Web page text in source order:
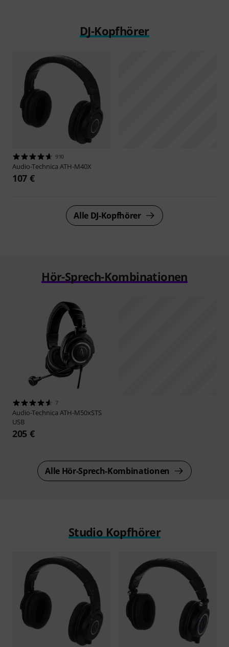
DJ-Kopfhörer
910
Audio-Technica ATH-M40X
107 €
Alle DJ-Kopfhörer
Hör-Sprech-Kombinationen
7
Audio-Technica ATH-M50xSTS
USB
205 €
Alle Hör-Sprech-Kombinationen
Studio Kopfhörer